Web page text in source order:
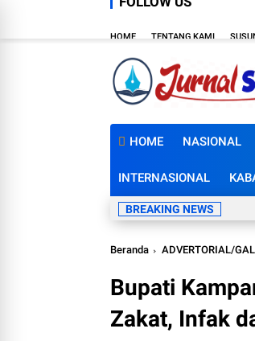
HOME TENTANG KAMI
HOME NASIONAL
INTERNASIONAL
BREAKING NEWS
Beranda ADVERTORIAL/
Bupati
Zakat, Infak